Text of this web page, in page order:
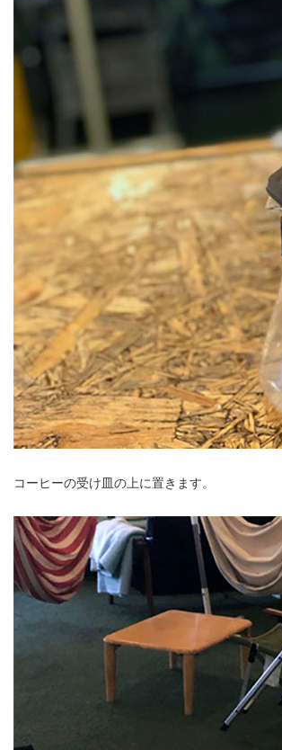
コーヒーの受け皿の上に置きます。